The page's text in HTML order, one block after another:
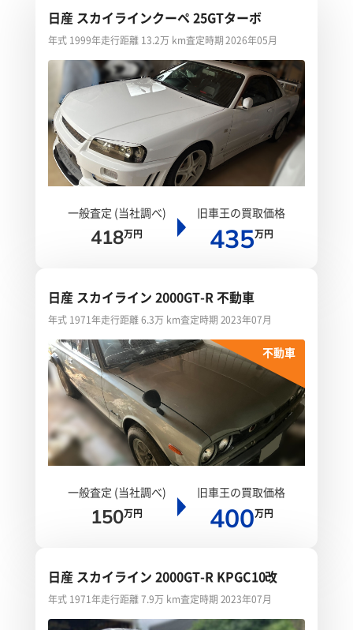
日産 スカイラインクーペ 25GTターボ
年式 1999年走行距離 13.2万 km査定時期 2026年05月
一般査定 (当社調べ)
418万円
旧車王の買取価格
435万円
日産 スカイライン 2000GT-R 不動車
年式 1971年走行距離 6.3万 km査定時期 2023年07月
不動車
一般査定 (当社調べ)
150万円
旧車王の買取価格
400万円
日産 スカイライン 2000GT-R KPGC10改
年式 1971年走行距離 7.9万 km査定時期 2023年07月